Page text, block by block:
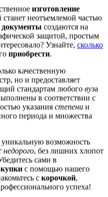
изготовление
неотъемлемой частью
документы создаются на
защитой, простым
Узнайте, сколько
приобрести.
качественную
но и предоставляет
стандартам любого вуза
в соответствии с
указания степени и
периода и множества
уникальную возможность
недорого, без лишних хлопот
сами в
с помощью нашего
с корочкой,
успеха!